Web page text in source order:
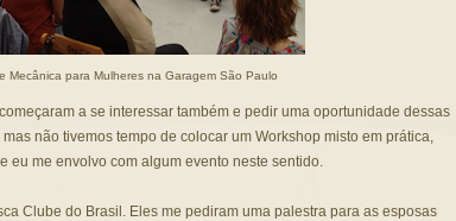
Mecânica para Mulheres na Garagem São Paulo
a se interessar também e pedir uma oportunidade dessas
não tivemos tempo de colocar um Workshop misto em prática,
eu me envolvo com algum evento neste sentido.
Clube do Brasil. Eles me pediram uma palestra para as esposas